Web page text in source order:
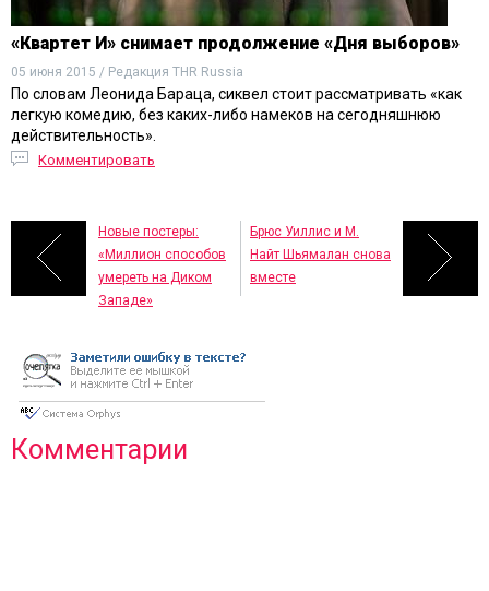
«Квартет И» снимает продолжение «Дня выборов»
05 июня 2015 / Редакция THR Russia
По словам Леонида Бараца, сиквел стоит рассматривать «как
легкую комедию, без каких-либо намеков на сегодняшнюю
действительность».
Комментировать
Новые постеры:
«Миллион способов
умереть на Диком
Западе»
Брюс Уиллис и М.
Найт Шьямалан снова
вместе
Комментарии